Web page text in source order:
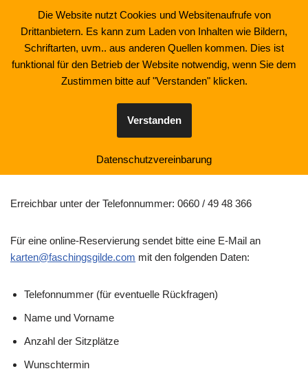
Zum
Inhalt
springen
Reservierung
Liebe Freunde der Landskroner Faschingsgilde.
Erreichbar unter der Telefonnummer: 0660 / 49 48 366
Für eine online-Reservierung sendet bitte eine E-Mail an
karten@faschingsgilde.com mit den folgenden Daten:
Telefonnummer (für eventuelle Rückfragen)
Name und Vorname
Anzahl der Sitzplätze
Wunschtermin
Die Website nutzt Cookies und Websitenaufrufe von
Drittanbietern. Es kann zum Laden von Inhalten wie Bildern,
Schriftarten, uvm.. aus anderen Quellen kommen. Dies ist
funktional für den Betrieb der Website notwendig, wenn Sie dem
Zustimmen bitte auf "Verstanden" klicken.
Verstanden
Datenschutzvereinbarung